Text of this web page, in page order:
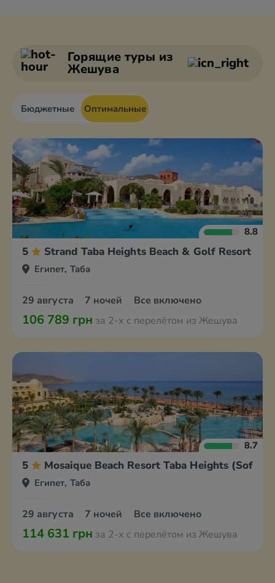
Асуан Каир
Горящие туры из
Жешува
Бюджетные Оптимальные
8.8
5 Strand Taba Heights Beach & Golf Resort
Египет, Таба
29 августа 7 ночей Все включено
106 789 грн за 2-х с перелётом из Жешува
8.7
5 Mosaique Beach Resort Taba Heights (Sofitel)
Египет, Таба
29 августа 7 ночей Все включено
114 631 грн за 2-х с перелётом из Жешува